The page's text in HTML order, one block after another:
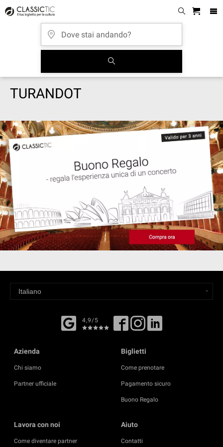
TURANDOT
4,9/5
Azienda
Chi siamo
Partner ufficiale
Biglietti
Come prenotare
Pagamento sicuro
Buono Regalo
Lavora con noi
Come diventare partner
Aiuto
Contatti